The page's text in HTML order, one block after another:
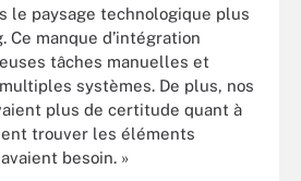
le paysage technologique plus
Ce manque d’intégration
tâches manuelles et
systèmes. De plus, nos
plus de certitude quant à
trouver les éléments
besoin. »